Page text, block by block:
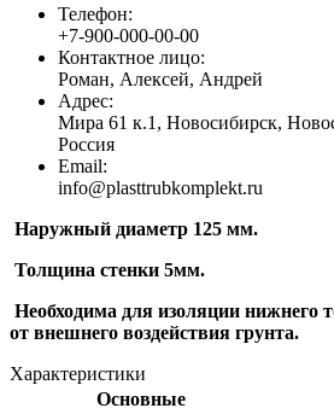
Телефон:
+7-900-000-00-00
Контактное лицо:
Роман, Алексей, Андрей
Адрес:
Мира 61 к.1, Новосибирск,
Россия
Email:
info@plasttrubkomplekt.ru
Наружный диаметр 125 мм.
Толщина стенки 5мм.
Необходима для изоляции нижнего
от внешнего воздействия грунта.
Характеристики
Основные